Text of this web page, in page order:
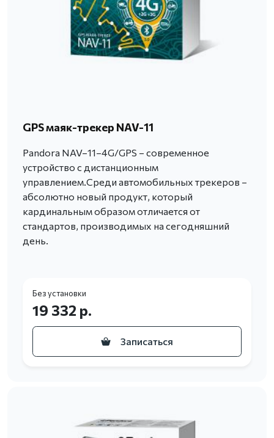
GPS маяк-трекер NAV-11
Pandora NAV–11–4G/GPS – современное
устройство с дистанционным
управлением.Среди автомобильных трекеров –
абсолютно новый продукт, который
кардинальным образом отличается от
стандартов, производимых на сегодняшний
день.
Без установки
19 332 р.
Записаться